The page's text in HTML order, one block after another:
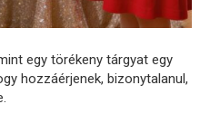
egy törékeny tárgyat egy
hozzáérjenek, bizonytalanul,